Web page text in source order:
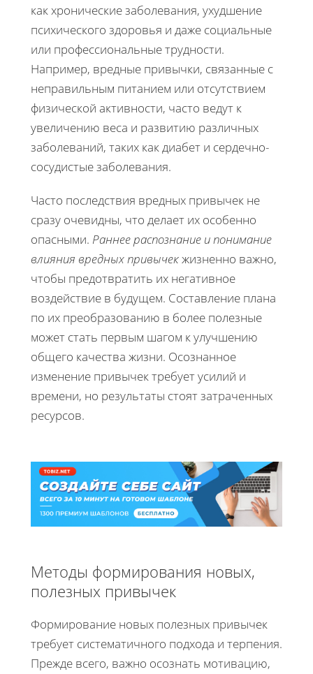
как хронические заболевания, ухудшение
психического здоровья и даже социальные
или профессиональные трудности.
Например, вредные привычки, связанные с
неправильным питанием или отсутствием
физической активности, часто ведут к
увеличению веса и развитию различных
заболеваний, таких как диабет и сердечно-
сосудистые заболевания.
Часто последствия вредных привычек не
сразу очевидны, что делает их особенно
опасными. Раннее распознание и понимание
влияния вредных привычекжизненно важно,
чтобы предотвратить их негативное
воздействие в будущем. Составление плана
по их преобразованию в более полезные
может стать первым шагом к улучшению
общего качества жизни. Осознанное
изменение привычек требует усилий и
времени, но результаты стоят затраченных
ресурсов.
Методы формирования новых,
полезных привычек
Формирование новых полезных привычек
требует систематичного подхода и терпения.
Прежде всего, важно осознать мотивацию,